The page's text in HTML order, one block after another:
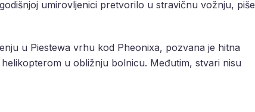
umirovljenici pretvorilo u stravičnu vožnju, piše
u Piestewa vrhu kod Pheonixa, pozvana je hitna
u obližnju bolnicu. Međutim, stvari nisu